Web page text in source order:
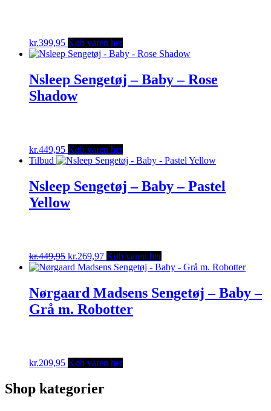
kr.399,95 Køb varen her
Nsleep Sengetøj – Baby – Rose
Shadow
kr.449,95 Køb varen her
Tilbud
Nsleep Sengetøj – Baby – Pastel
Yellow
kr.449,95 Original
price
kr.449,95.
kr.269,97Current
price
kr.269,97.
Køb varen her
Nørgaard Madsens Sengetøj – Baby –
Grå m. Robotter
kr.209,95 Køb varen her
Shop kategorier